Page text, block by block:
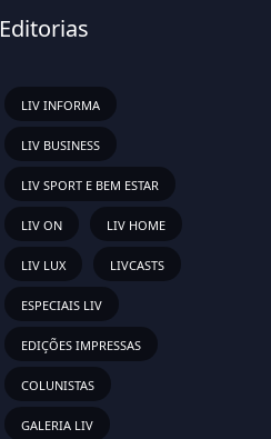
Editorias
LIV INFORMA
LIV BUSINESS
LIV SPORT E BEM ESTAR
LIV ON LIV HOME
LIV LUX LIVCASTS
ESPECIAIS LIV
EDIÇÕES IMPRESSAS
COLUNISTAS
GALERIA LIV